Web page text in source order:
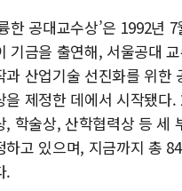
한 공대교수상’은 1992년
기금을 출연해, 서울공대
과 산업기술 선진화를 위한
을 제정한 데에서 시작됐다.
, 학술상, 산학협력상 등 세
하고 있으며, 지금까지 총
.